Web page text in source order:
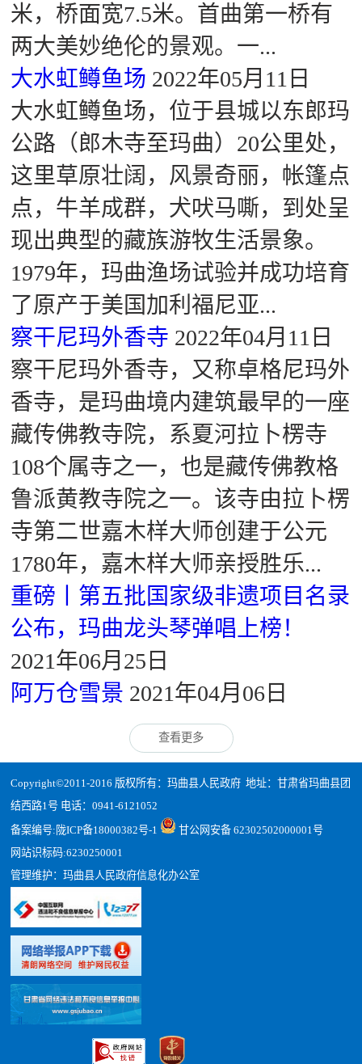
米，桥面宽7.5米。首曲第一桥有
两大美妙绝伦的景观。一...
大水虹鳟鱼场 2022年05月11日
大水虹鳟鱼场，位于县城以东郎玛
公路（郎木寺至玛曲）20公里处，
这里草原壮阔，风景奇丽，帐篷点
点，牛羊成群，犬吠马嘶，到处呈
现出典型的藏族游牧生活景象。
1979年，玛曲渔场试验并成功培育
了原产于美国加利福尼亚...
察干尼玛外香寺 2022年04月11日
察干尼玛外香寺，又称卓格尼玛外
香寺，是玛曲境内建筑最早的一座
藏传佛教寺院，系夏河拉卜楞寺
108个属寺之一，也是藏传佛教格
鲁派黄教寺院之一。该寺由拉卜楞
寺第二世嘉木样大师创建于公元
1780年，嘉木样大师亲授胜乐...
重磅丨第五批国家级非遗项目名录
公布，玛曲龙头琴弹唱上榜！
2021年06月25日
阿万仓雪景 2021年04月06日
查看更多
Copyright©2011-2016 版权所有：玛曲县人民政府 地址：甘肃省玛曲县团
结西路1号 电话：0941-6121052
备案编号: 陇ICP备18000382号-1
甘公网安备 62302502000001号
网站识标码:6230250001
管理维护：玛曲县人民政府信息化办公室